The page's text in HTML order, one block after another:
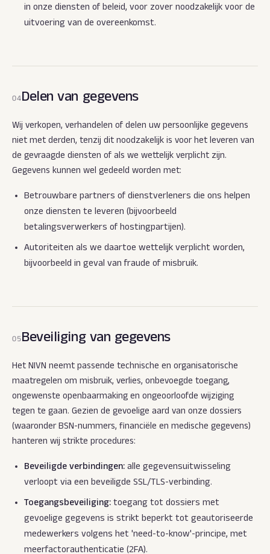
in onze diensten of beleid, voor zover noodzakelijk voor de
uitvoering van de overeenkomst.
04Delen van gegevens
Wij verkopen, verhandelen of delen uw persoonlijke gegevens
niet met derden, tenzij dit noodzakelijk is voor het leveren van
de gevraagde diensten of als we wettelijk verplicht zijn.
Gegevens kunnen wel gedeeld worden met:
Betrouwbare partners of dienstverleners die ons helpen
onze diensten te leveren (bijvoorbeeld
betalingsverwerkers of hostingpartijen).
Autoriteiten als we daartoe wettelijk verplicht worden,
bijvoorbeeld in geval van fraude of misbruik.
05Beveiliging van gegevens
Het NIVN neemt passende technische en organisatorische
maatregelen om misbruik, verlies, onbevoegde toegang,
ongewenste openbaarmaking en ongeoorloofde wijziging
tegen te gaan. Gezien de gevoelige aard van onze dossiers
(waaronder BSN-nummers, financiële en medische gegevens)
hanteren wij strikte procedures:
Beveiligde verbindingen: alle gegevensuitwisseling
verloopt via een beveiligde SSL/TLS-verbinding.
Toegangsbeveiliging: toegang tot dossiers met
gevoelige gegevens is strikt beperkt tot geautoriseerde
medewerkers volgens het 'need-to-know'-principe, met
meerfactorauthenticatie (2FA).